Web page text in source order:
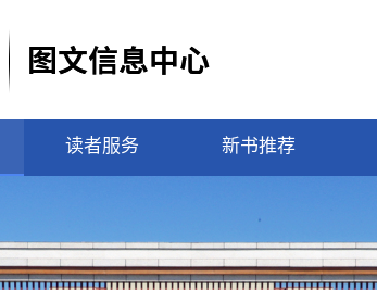
读者服务 新书推荐